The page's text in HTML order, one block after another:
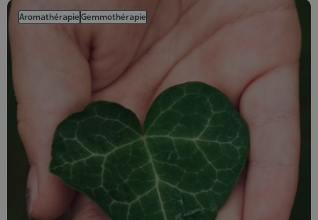
AromathérapieGemmothérapie